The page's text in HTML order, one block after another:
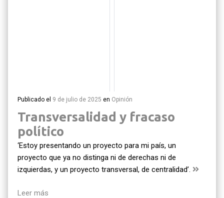
Publicado el 9 de julio de 2025 en Opinión
Transversalidad y fracaso
político
‘Estoy presentando un proyecto para mi país, un
proyecto que ya no distinga ni de derechas ni de
izquierdas, y un proyecto transversal, de centralidad’.
Leer más